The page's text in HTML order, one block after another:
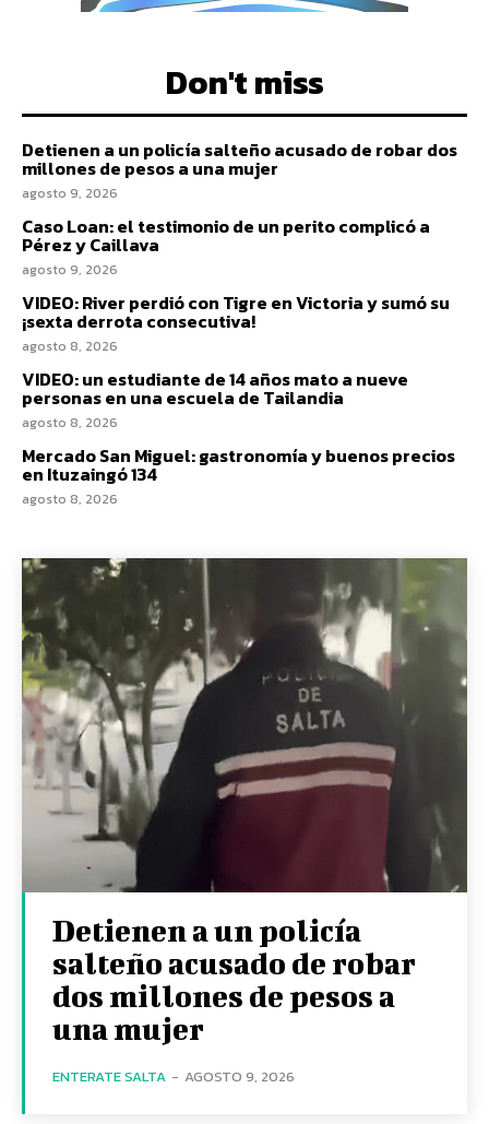
Don't miss
Detienen a un policía salteño acusado de robar dos
millones de pesos a una mujer
agosto 9, 2026
Caso Loan: el testimonio de un perito complicó a
Pérez y Caillava
agosto 9, 2026
VIDEO: River perdió con Tigre en Victoria y sumó su
¡sexta derrota consecutiva!
agosto 8, 2026
VIDEO: un estudiante de 14 años mato a nueve
personas en una escuela de Tailandia
agosto 8, 2026
Mercado San Miguel: gastronomía y buenos precios
en Ituzaingó 134
agosto 8, 2026
Detienen a un policía
salteño acusado de robar
dos millones de pesos a
una mujer
ENTERATE SALTA - AGOSTO 9, 2026